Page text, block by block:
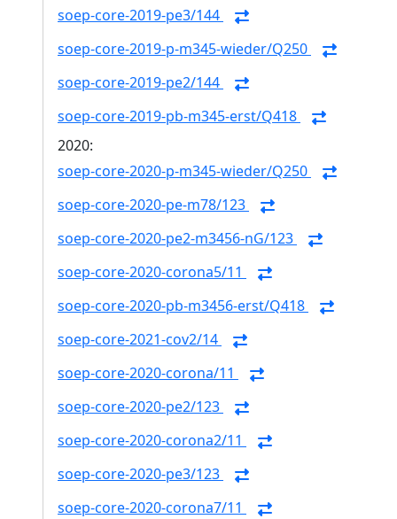
soep-core-2019-pe3/144
soep-core-2019-p-m345-wieder/Q250
soep-core-2019-pe2/144
soep-core-2019-pb-m345-erst/Q418
2020:
soep-core-2020-p-m345-wieder/Q250
soep-core-2020-pe-m78/123
soep-core-2020-pe2-m3456-nG/123
soep-core-2020-corona5/11
soep-core-2020-pb-m3456-erst/Q418
soep-core-2021-cov2/14
soep-core-2020-corona/11
soep-core-2020-pe2/123
soep-core-2020-corona2/11
soep-core-2020-pe3/123
soep-core-2020-corona7/11